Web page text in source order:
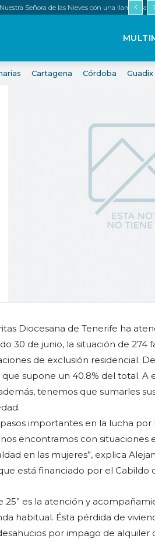
Señora de las Nieves con una llamada a
Cartagena Córdoba Guadix
Diocesana de Tenerife ha
30 de junio, la situación de 274
de exclusión residencial. De
supone un 40.8% del total. A
tenemos que sumarles sus
importantes en la lucha
encontramos con situaciones
en las mujeres”, explica
está financiado por el Cabildo
25” es la atención y
habitual. Ésta pérdida de
por impago de alquiler